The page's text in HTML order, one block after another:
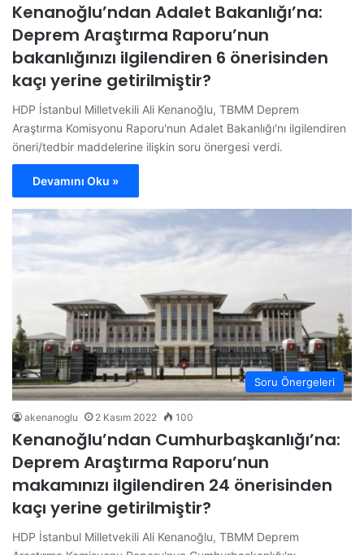
Kenanoğlu’ndan Adalet Bakanlığı’na:
Deprem Araştırma Raporu’nun
bakanlığınızı ilgilendiren 6 önerisinden
kaçı yerine getirilmiştir?
HDP İstanbul Milletvekili Ali Kenanoğlu, TBMM Deprem
Araştırma Komisyonu Raporu'nun Adalet Bakanlığı'nı ilgilendiren
öneri/tedbir maddelerine ilişkin soru önergesi verdi.
Devamını Oku »
Soru Önergeleri
akenanoglu 2 Kasım 2022 100
Kenanoğlu’ndan Cumhurbaşkanlığı’na:
Deprem Araştırma Raporu’nun
makamınızı ilgilendiren 24 önerisinden
kaçı yerine getirilmiştir?
HDP İstanbul Milletvekili Ali Kenanoğlu, TBMM Deprem